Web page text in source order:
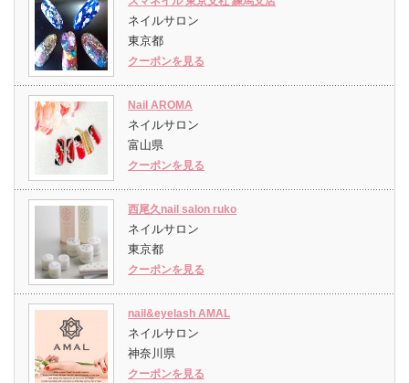
ネイルサロン
東京都
クーポンを見る
Nail AROMA
ネイルサロン
富山県
クーポンを見る
西尾久nail salon ruko
ネイルサロン
東京都
クーポンを見る
nail&eyelash AMAL
ネイルサロン
神奈川県
クーポンを見る